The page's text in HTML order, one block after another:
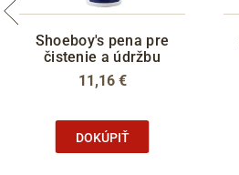
Shoeboy's pena pre
čistenie a údržbu
11,16 €
DOKÚPIŤ